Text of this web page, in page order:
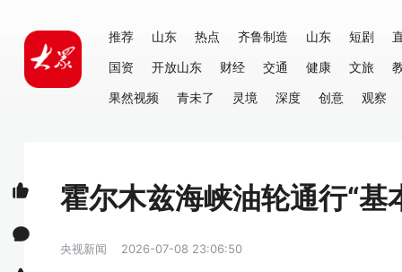
推荐 山东 热点 齐鲁制造 山东 短剧
国资
开放山东 财经 交通 健康 文旅
果然视频
青未了 灵境 深度 创意 观察
霍尔木兹海峡油轮通行“基
央视新闻 2026-07-08 23:06:50